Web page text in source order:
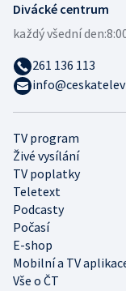
TV program
Živé vysílání
TV poplatky
Teletext
Podcasty
Počasí
E-shop
Mobilní a TV
Vše o ČT
Divácké centrum
každý všední den:
261 136 113